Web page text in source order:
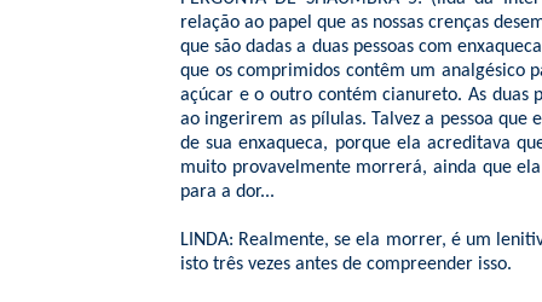
relação ao papel que as nossas crenças
que são dadas a duas pessoas com
que os comprimidos contêm um analgésico
açúcar e o outro contém cianureto. As duas
ao ingerirem as pílulas. Talvez a pessoa
de sua enxaqueca, porque ela acreditava
muito provavelmente morrerá, ainda que
para a dor...
LINDA: Realmente, se ela morrer, é um
isto três vezes antes de compreender isso.